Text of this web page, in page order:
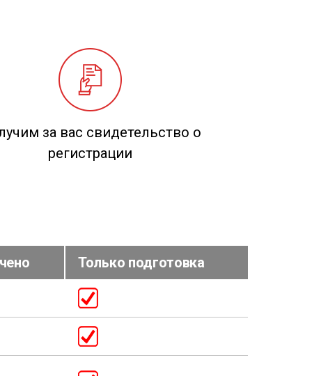
за вас свидетельство о
регистрации
Только подготовка